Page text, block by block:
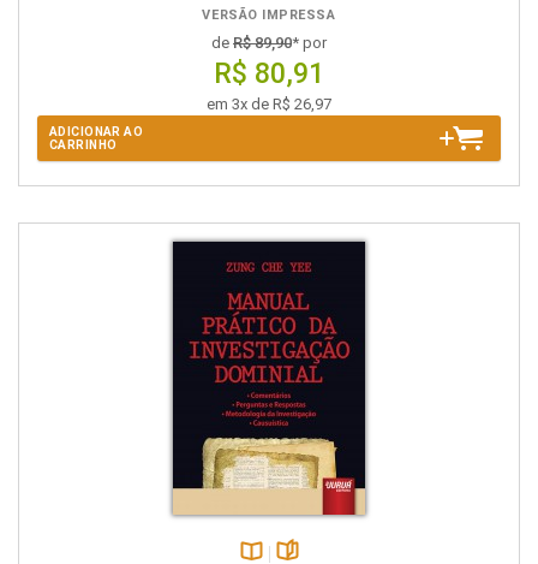
VERSÃO IMPRESSA
de R$ 89,90* por
R$ 80,91
em 3x de R$ 26,97
ADICIONAR AO
CARRINHO